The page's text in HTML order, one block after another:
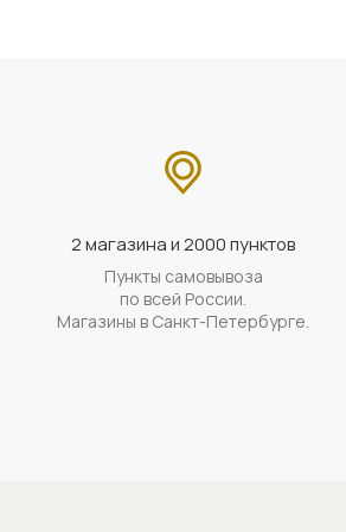
2 магазина и 2000 пунктов
Пункты самовывоза
по всей России.
Магазины в Санкт-Петербурге.